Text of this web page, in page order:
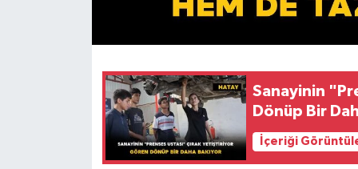
Sanayinin "Prenses
Dönüp Bir
İçeriği